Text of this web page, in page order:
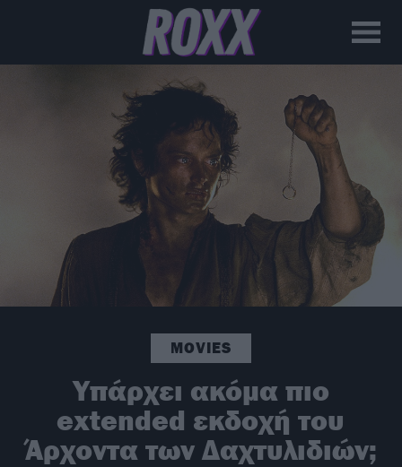
MOVIES
Υπάρχει ακόμα πιο
extended εκδοχή του
Άρχοντα των Δαχτυλιδιών;